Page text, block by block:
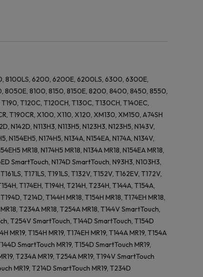
8100LS, 6200, 6200E, 6200LS, 6300, 6300E,
8100, 8150, 8150E, 8200, 8400, 8450, 8550,
T120C, T120CH, T130C, T130CH, T140EC,
T190CR, X100, X110, X120, XM130, XM150, A74SH
N142D, N113H3, N113H5, N123H3, N123H5, N143V,
N154EH5, N174H5, N134A, N154EA, N174A, N134V,
MR18, N174H5 MR18, N134A MR18, N154EA MR18,
SmartTouch, N174D SmartTouch, N93H3, N103H3,
T171LS, T191LS, T132V, T152V, T162EV, T172V,
T174EH, T194H, T214H, T234H, T144A, T154A,
T214D, T144H MR18, T154H MR18, T174EH MR18,
T234A MR18, T254A MR18, T144V SmartTouch,
T254V SmartTouch, T144D SmartTouch, T154D
T154H MR19, T174EH MR19, T144A MR19, T154A
SmartTouch MR19, T154D SmartTouch MR19,
T234A MR19, T254A MR19, T194V SmartTouch
MR19, T214D SmartTouch MR19, T234D